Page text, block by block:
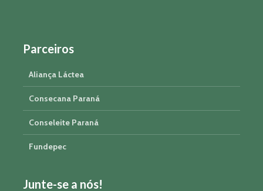
Parceiros
Aliança Láctea
Consecana Paraná
Conseleite Paraná
Fundepec
Junte-se a nós!